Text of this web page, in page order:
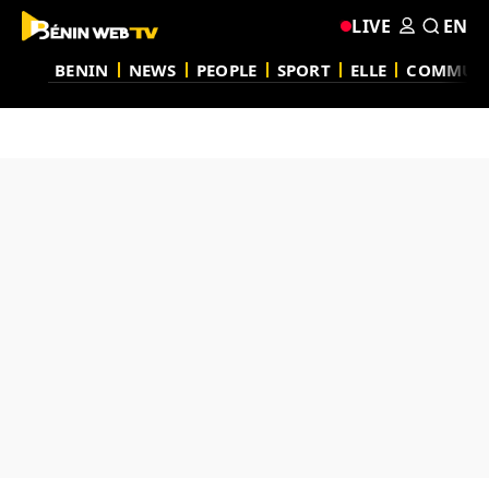
BENIN NEWS PEOPLE SPORT ELLE
LIVE EN